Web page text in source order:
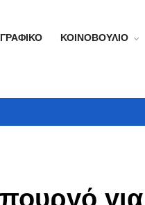
ΚΟΙΝΟΒΟΎΛΙΟ
για